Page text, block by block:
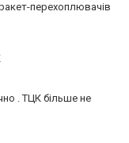
перехоплювачів
. ТЦК більше не